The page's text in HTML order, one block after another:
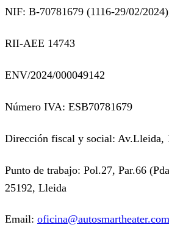
NIF: B-70781679 (1116-29/02/
RII-AEE 14743
ENV/2024/000049142
Número IVA: ESB70781679
Dirección fiscal y social: Av.Lleida,
Punto de trabajo: Pol.27, Par.66
25192, Lleida
Email: oficina@autosmartheater.com